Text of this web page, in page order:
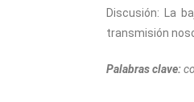
Discusión: La
transmisión
Palabras clave: